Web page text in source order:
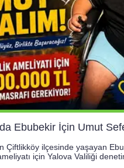
Ebubekir İçin Umut
Çiftlikköy ilçesinde yaşayan
için Yalova Valiliği